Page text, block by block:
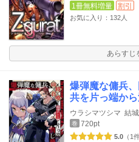
1冊無料増量
割引
お気に入り：132人
あらすじ
爆弾魔な傭兵
共を片っ端か
ウラシマツシマ 結
巻 720pt
5.0 （1